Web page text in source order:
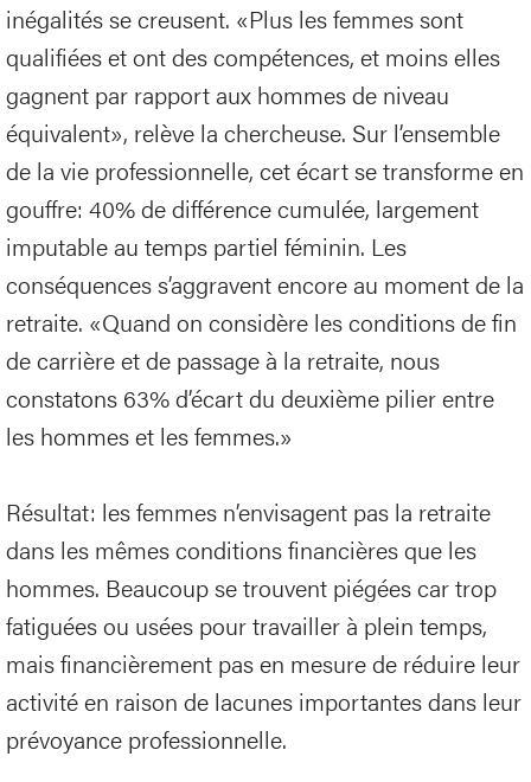
inégalités se creusent. «Plus les femmes sont
qualifiées et ont des compétences, et moins elles
gagnent par rapport aux hommes de niveau
équivalent», relève la chercheuse. Sur l’ensemble
de la vie professionnelle, cet écart se transforme en
gouffre: 40% de différence cumulée, largement
imputable au temps partiel féminin. Les
conséquences s’aggravent encore au moment de la
retraite. «Quand on considère les conditions de fin
de carrière et de passage à la retraite, nous
constatons 63% d’écart du deuxième pilier entre
les hommes et les femmes.»
Résultat: les femmes n’envisagent pas la retraite
dans les mêmes conditions financières que les
hommes. Beaucoup se trouvent piégées car trop
fatiguées ou usées pour travailler à plein temps,
mais financièrement pas en mesure de réduire leur
activité en raison de lacunes importantes dans leur
prévoyance professionnelle.